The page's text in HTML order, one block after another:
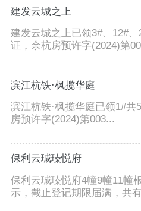
建发云城之上
建发云城之上已领3#、12#
证，余杭房预许字(2024)第
滨江杭铁·枫揽华庭
滨江杭铁·枫揽华庭已领1#
房预许字(2024)第003...
保利云珹瑧悦府
保利云珹瑧悦府4幢9幢11幢
示，截止登记期限届满，共